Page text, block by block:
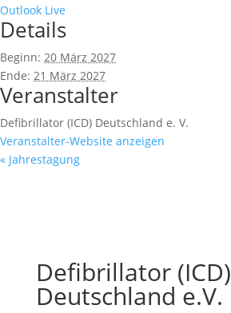
Outlook Live
Details
Beginn: 20 März 2027
Ende: 21 März 2027
Veranstalter
Defibrillator (ICD) Deutschland e. V.
Veranstalter-Website anzeigen
« Jahrestagung
Defibrillator (ICD)
Deutschland e.V.